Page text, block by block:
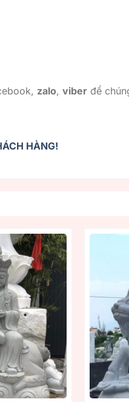
zalo, viber để
HÀNG!